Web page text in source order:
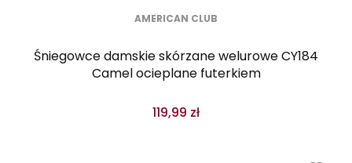
AMERICAN CLUB
Śniegowce damskie skórzane welurowe CY184
Camel ocieplane futerkiem
119,99 zł